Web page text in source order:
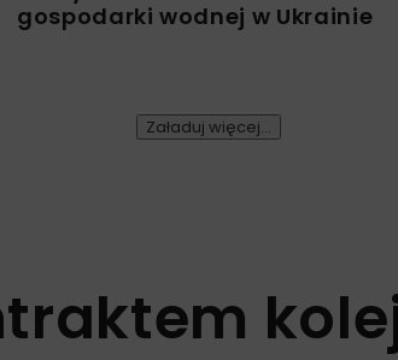
gospodarki wodnej w Ukrainie
Załaduj więcej...